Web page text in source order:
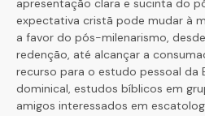
apresentação clara e sucinta do
expectativa cristã pode mudar à
a favor do pós-milenarismo,
redenção, até alcançar a
recurso para o estudo pessoal da
dominical, estudos bíblicos em
amigos interessados em